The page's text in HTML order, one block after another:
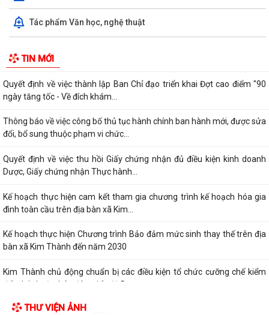
Tác phẩm Văn học, nghệ thuật
TIN MỚI
Tăng cường chuyển giao kỹ thuật, thúc đẩy phát triển nông nghiệp
sạch, bền vững
tục hành chính cho người dân...
Quyết định về việc thành lập Ban Chỉ đạo triển khai Đợt cao điểm "90
ngày tăng tốc - Về đích khám...
Thông báo về việc công bố thủ tục hành chính ban hành mới, được sửa
đổi, bổ sung thuộc phạm vi chức...
Quyết định về việc thu hồi Giấy chứng nhận đủ điều kiện kinh doanh
Dược, Giấy chứng nhận Thực hành...
Kế hoạch thực hiện cam kết tham gia chương trình kế hoạch hóa gia
đình toàn cầu trên địa bàn xã Kim...
Kế hoạch thực hiện Chương trình Bảo đảm mức sinh thay thế trên địa
bàn xã Kim Thành đến năm 2030
Kim Thành chủ động chuẩn bị các điều kiện tổ chức cưỡng chế kiểm
đếm bắt buộc, bảo đảm tiến độ Dự...
Kế hoạch triển khai Đợt cao điểm "90 ngày tăng tốc - Về đích khám sức
THƯ VIỆN ẢNH